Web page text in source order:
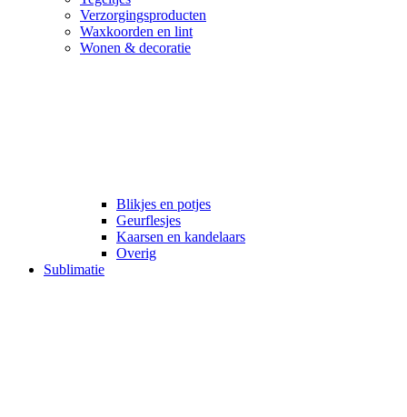
Verzorgingsproducten
Waxkoorden en lint
Wonen & decoratie
Blikjes en potjes
Geurflesjes
Kaarsen en kandelaars
Overig
Sublimatie